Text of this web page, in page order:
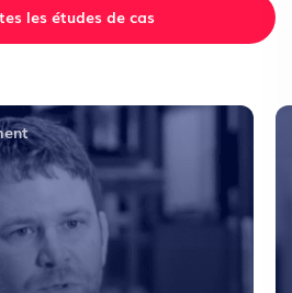
les études de cas